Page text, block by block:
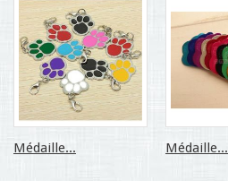
Médaille... Médaille...